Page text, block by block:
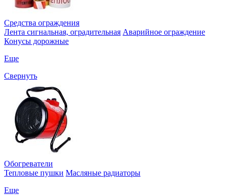
Средства ограждения
Лента сигнальная, оградительная Аварийное ограждение
Конусы дорожные
Еще
Свернуть
Обогреватели
Тепловые пушки Масляные радиаторы
Еще